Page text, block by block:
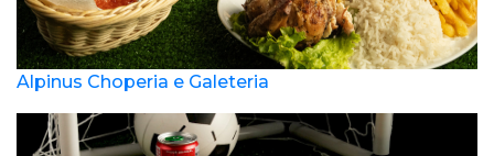
Alpinus Choperia e Galeteria